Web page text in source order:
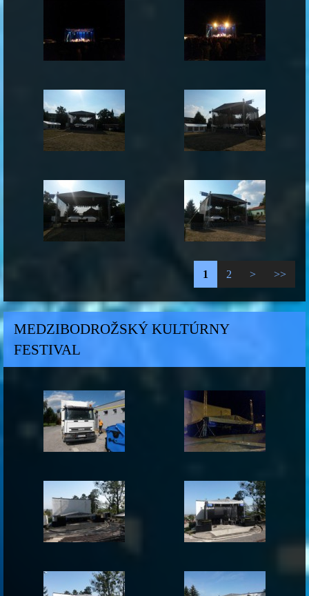
1 2 > >>
MEDZIBODROŽSKÝ KULTÚRNY
FESTIVAL